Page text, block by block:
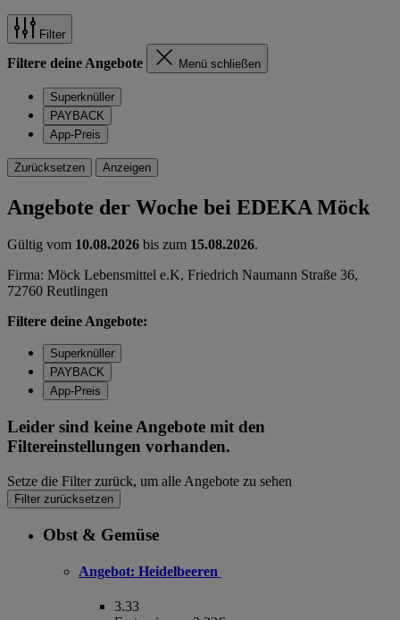
Filter
Filtere deine Angebote Menü schließen
Superknüller
PAYBACK
App-Preis
Zurücksetzen Anzeigen
Angebote der Woche bei EDEKA Möck
Gültig vom 10.08.2026 bis zum 15.08.2026.
Firma: Möck Lebensmittel e.K, Friedrich Naumann Straße 36,
72760 Reutlingen
Filtere deine Angebote:
Superknüller
PAYBACK
App-Preis
Leider sind keine Angebote mit den
Filtereinstellungen vorhanden.
Setze die Filter zurück, um alle Angebote zu sehen
Filter zurücksetzen
Obst & Gemüse
Angebot: Heidelbeeren
3.33